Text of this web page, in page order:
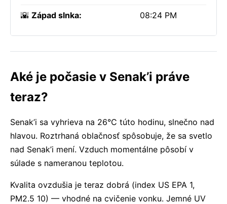
🌇 Západ slnka: 08:24 PM
Aké je počasie v Senak’i práve
teraz?
Senak’i sa vyhrieva na 26°C túto hodinu, slnečno nad
hlavou. Roztrhaná oblačnosť spôsobuje, že sa svetlo
nad Senak’i mení. Vzduch momentálne pôsobí v
súlade s nameranou teplotou.
Kvalita ovzdušia je teraz dobrá (index US EPA 1,
PM2.5 10) — vhodné na cvičenie vonku. Jemné UV